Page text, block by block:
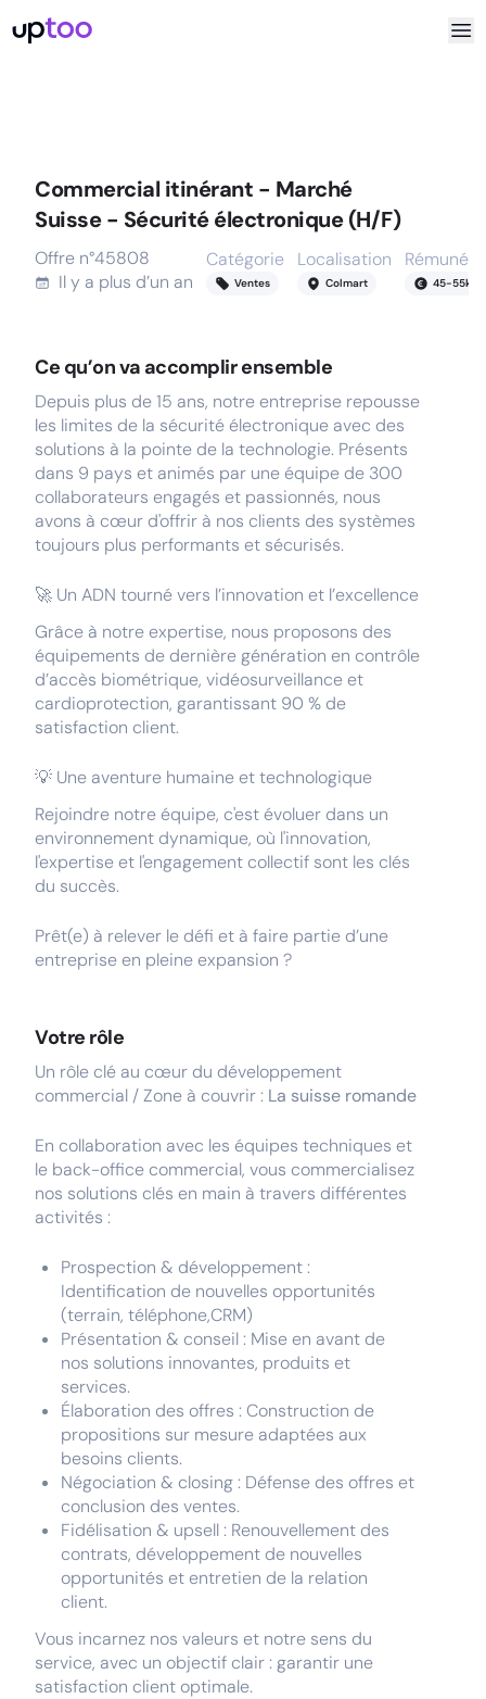
Commercial itinérant - Marché
Suisse - Sécurité électronique (H/F)
Offre n°45808
Il y a plus d’un an
Catégorie
Ventes
Localisation
Colmart 45-55k
Ce qu’on va accomplir ensemble
Depuis plus de 15 ans, notre entreprise repousse
les limites de la sécurité électronique avec des
solutions à la pointe de la technologie. Présents
dans 9 pays et animés par une équipe de 300
collaborateurs engagés et passionnés, nous
avons à cœur d'offrir à nos clients des systèmes
toujours plus performants et sécurisés.
🚀 Un ADN tourné vers l’innovation et l’excellence
Grâce à notre expertise, nous proposons des
équipements de dernière génération en contrôle
d’accès biométrique, vidéosurveillance et
cardioprotection, garantissant 90 % de
satisfaction client.
💡 Une aventure humaine et technologique
Rejoindre notre équipe, c'est évoluer dans un
environnement dynamique, où l'innovation,
l'expertise et l'engagement collectif sont les clés
du succès.
Prêt(e) à relever le défi et à faire partie d’une
entreprise en pleine expansion ?
Votre rôle
Un rôle clé au cœur du développement
commercial / Zone à couvrir : La suisse romande
En collaboration avec les équipes techniques et
le back-office commercial, vous commercialisez
nos solutions clés en main à travers différentes
activités :
Prospection & développement :
Identification de nouvelles opportunités
(terrain, téléphone,CRM)
Présentation & conseil : Mise en avant de
nos solutions innovantes, produits et
services.
Élaboration des offres : Construction de
propositions sur mesure adaptées aux
besoins clients.
Négociation & closing : Défense des offres et
conclusion des ventes.
Fidélisation & upsell : Renouvellement des
contrats, développement de nouvelles
opportunités et entretien de la relation
client.
Vous incarnez nos valeurs et notre sens du
service, avec un objectif clair : garantir une
satisfaction client optimale.